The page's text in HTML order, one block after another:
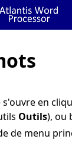
en
Outils), ou
de menu